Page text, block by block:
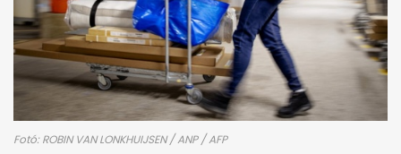
Fotó: ROBIN VAN LONKHUIJSEN / ANP / AFP